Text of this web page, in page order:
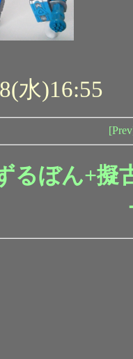
水)16:55
るぼん+擬